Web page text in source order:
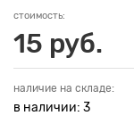
стоимость:
15 руб.
наличие на складе:
в наличии: 3